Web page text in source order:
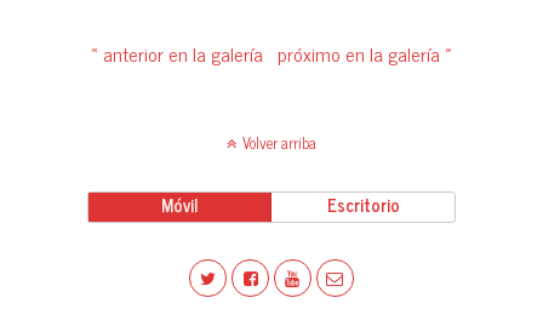
« anterior en la galería próximo en la galería »
Volver arriba
Móvil Escritorio